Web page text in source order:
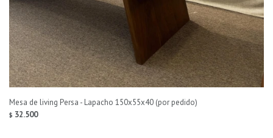
Mesa de living Persa - Lapacho 150x55x40 (por pedido)
$ 32.500